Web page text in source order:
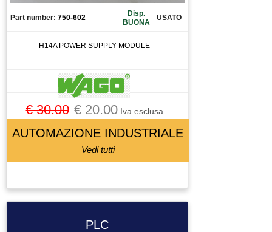
Part number: 750-602
Disp.
BUONA
USATO
H14A POWER SUPPLY MODULE
€ 30.00 € 20.00Iva esclusa
AUTOMAZIONE INDUSTRIALE
Vedi tutti
PLC